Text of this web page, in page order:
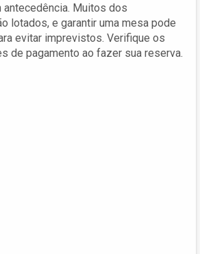
Muitos dos
lotados, e garantir uma mesa pode
evitar imprevistos. Verifique os
de pagamento ao fazer sua reserva.